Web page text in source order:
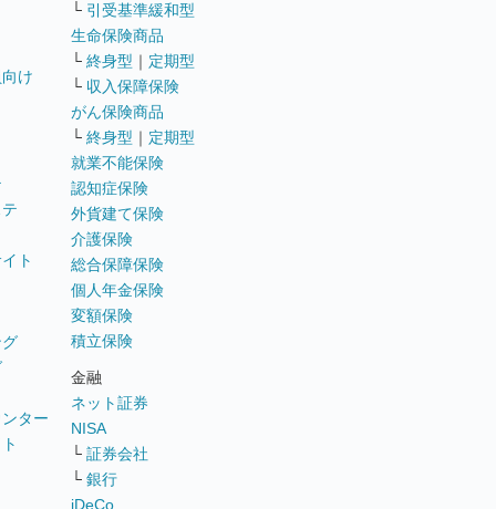
け
ト
ター
└ 引受基準緩和型
生命保険商品
└ 終身型 ｜ 定期型
└ 収入保障保険
がん保険商品
└ 終身型 ｜ 定期型
就業不能保険
認知症保険
外貨建て保険
介護保険
総合保障保険
個人年金保険
変額保険
積立保険
金融
ネット証券
NISA
└ 証券会社
└ 銀行
iDeCo